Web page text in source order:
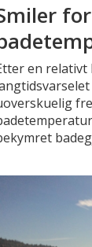
en relativt